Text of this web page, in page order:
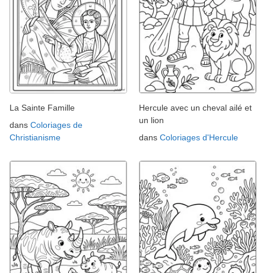
La Sainte Famille
dans Coloriages de
Christianisme
Hercule avec un cheval ailé et
un lion
dans Coloriages d'Hercule